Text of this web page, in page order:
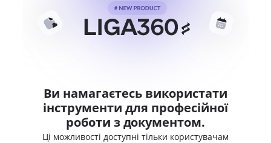
Ви намагаєтесь використати
інструменти для професійної
роботи з документом.
Ці можливості доступні тільки користувачам